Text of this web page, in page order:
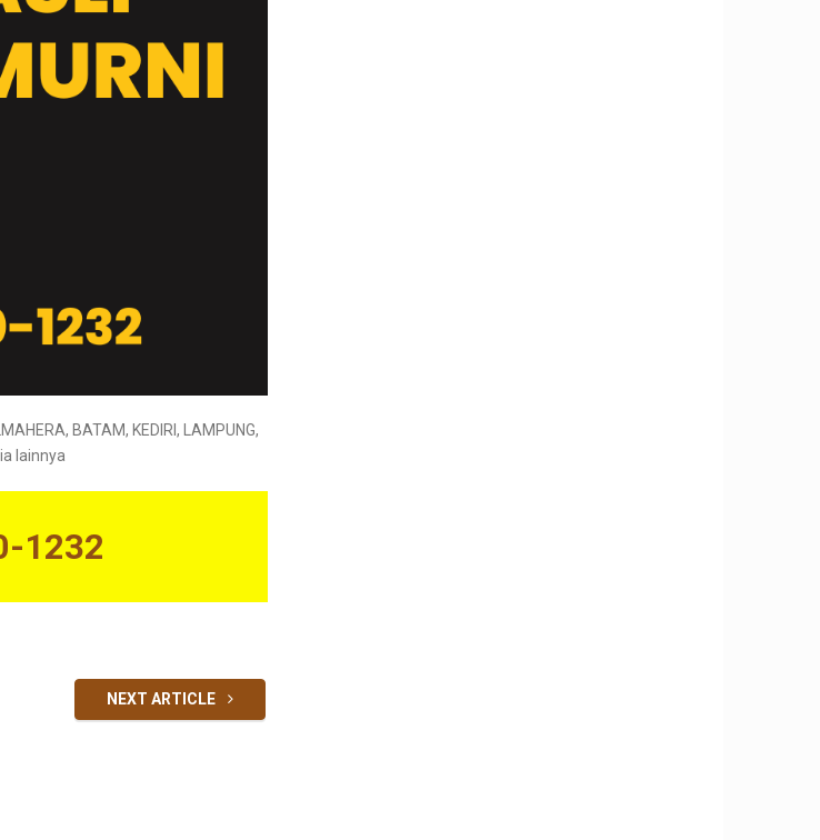
BATAM, KEDIRI, LAMPUNG,
lainnya
1232
NEXT ARTICLE